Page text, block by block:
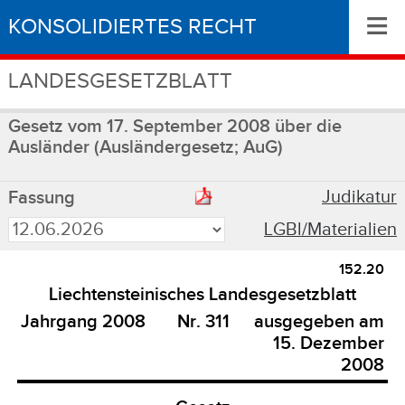
KONSOLIDIERTES RECHT
LANDESGESETZBLATT
≡
Gesetz vom 17. September 2008 über die
Ausländer (Ausländergesetz; AuG)
Fassung
Judikatur
LGBl/Materialien